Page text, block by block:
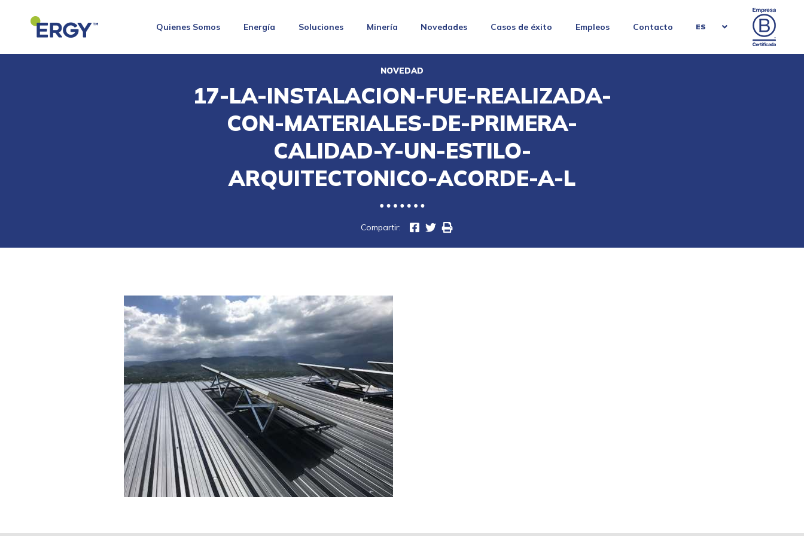
Quienes Somos Energía Soluciones Minería Novedades Casos de éxito Empleos Contacto ES
NOVEDAD
17-LA-INSTALACION-FUE-REALIZADA-
CON-MATERIALES-DE-PRIMERA-
CALIDAD-Y-UN-ESTILO-
ARQUITECTONICO-ACORDE-A-L
Compartir: